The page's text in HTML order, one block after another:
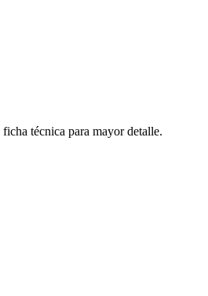
técnica para mayor detalle.